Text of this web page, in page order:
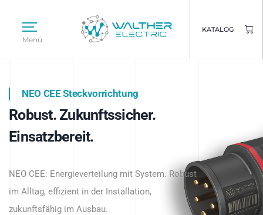
Menü
KATALOG
Intelligente Stromverteilung
beginnt hier.
NEO CEE Steckvorrichtung
Robust. Zukunftssicher.
Einsatzbereit.
NEO CEE: Energieverteilung mit System. Robust
im Alltag, effizient in der Installation,
zukunftsfähig im Ausbau.
Intelligenz trifft Energie.
Anwendungen – robust, IP-geschützt und
zukunftsfähig.